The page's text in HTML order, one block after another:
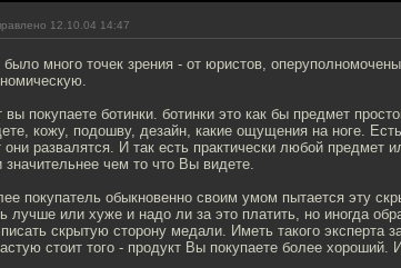
12.10.04 14:47
было много точек зрения - от юристов,
вы покупаете ботинки. ботинки это как бы предмет
кожу, подошву, дезайн, какие ощущения на ноге.
они развалятся. И так есть практически любой предмет
значительнее чем то что Вы видете.
покупатель обыкновенно своим умом пытается эту
лучше или хуже и надо ли за это платить, но иногда
скрытую сторону медали. Иметь такого эксперта
стоит того - продукт Вы покупаете более